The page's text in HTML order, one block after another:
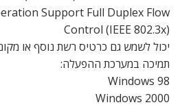
Support Full Duplex Flow
Control (IEEE 802.3x)
יכול לשמש גם כרטיס רשת נוסף או
תמיכה במערכת ההפעלה:
Windows 98
Windows 2000